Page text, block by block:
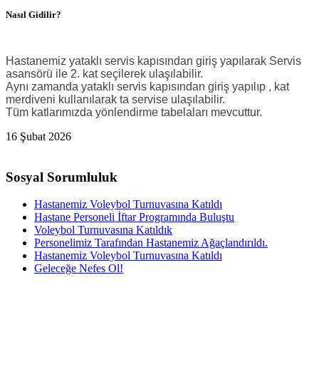
Nasıl Gidilir?
Hastanemiz yataklı servis kapısından giriş yapılarak Servis
asansörü ile 2. kat seçilerek ulaşılabilir.
Aynı zamanda yataklı servis kapısından giriş yapılıp , kat
merdiveni kullanılarak ta servise ulaşılabilir.
Tüm katlarımızda yönlendirme tabelaları mevcuttur.
16 Şubat 2026
Sosyal Sorumluluk
Hastanemiz Voleybol Turnuvasına Katıldı
Hastane Personeli İftar Programında Buluştu
Voleybol Turnuvasına Katıldık
Personelimiz Tarafından Hastanemiz Ağaçlandırıldı.
Hastanemiz Voleybol Turnuvasına Katıldı
Geleceğe Nefes Ol!